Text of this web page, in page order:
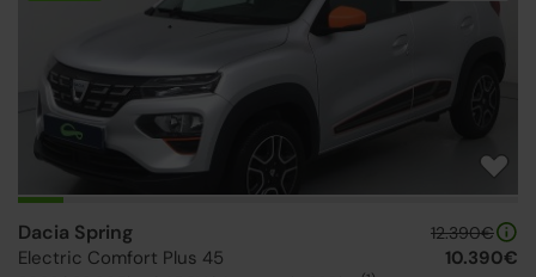
Dacia Spring
Electric Comfort Plus 45
12.390€
10.390€